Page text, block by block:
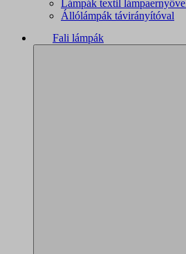
Lámpák textil lámpaernyővel
Állólámpák távirányítóval
Fali lámpák